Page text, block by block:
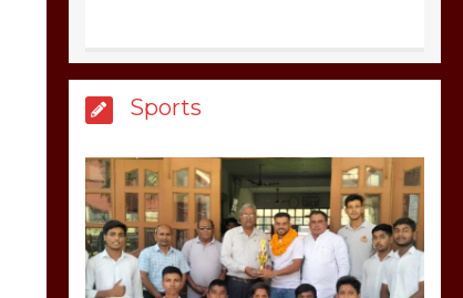
March 11, 2025
आखिर क्यों जैनुल
सालीकिन को शहर काजी
नहीं बनने देना चाहते सुने
क्या कहा मौलाना कारी
शफीकुर्रहमान रहमान ने
March 11, 2025
Sports